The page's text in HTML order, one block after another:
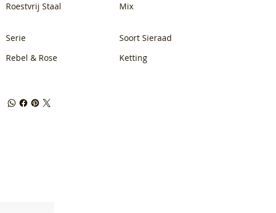
Roestvrij Staal
Mix
Serie
Rebel & Rose
Soort Sieraad
Ketting